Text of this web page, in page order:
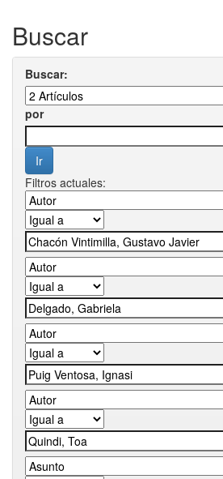
Buscar
Buscar:
por
Filtros actuales: